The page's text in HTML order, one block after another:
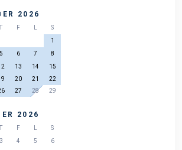
2026
T F L
S
1
5 6 7
8
13 14
15
20 21
22
27 28
29
2026
T F L
S
3 4 5
6